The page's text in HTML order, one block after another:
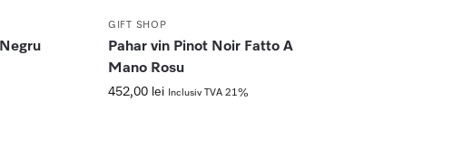
GIFT SHOP
Pahar vin Pinot Noir Fatto A
Mano Rosu
452,00 lei Inclusiv TVA 21%